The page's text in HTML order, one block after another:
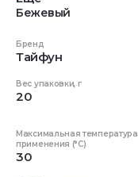
Бежевый
Бренд
Тайфун
Вес упаковки, г
20
Максимальная температура
применения (°C)
30